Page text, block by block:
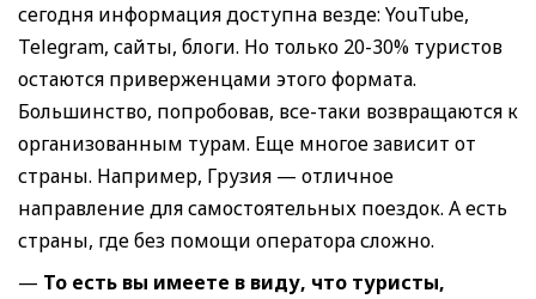
сегодня информация доступна везде: YouTube,
Telegram, сайты, блоги. Но только 20-30% туристов
остаются приверженцами этого формата.
Большинство, попробовав, все-таки возвращаются к
организованным турам. Еще многое зависит от
страны. Например, Грузия — отличное
направление для самостоятельных поездок. А есть
страны, где без помощи оператора сложно.
— То есть вы имеете в виду, что туристы,